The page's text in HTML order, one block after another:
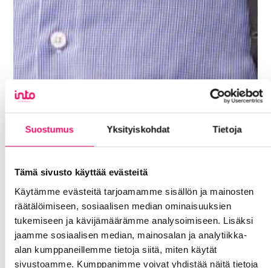
Suostumus Yksityiskohdat Tietoja
Tämä sivusto käyttää evästeitä
Käytämme evästeitä tarjoamamme sisällön ja mainosten
räätälöimiseen, sosiaalisen median ominaisuuksien
tukemiseen ja kävijämäärämme analysoimiseen. Lisäksi
jaamme sosiaalisen median, mainosalan ja analytiikka-
alan kumppaneillemme tietoja siitä, miten käytät
sivustoamme. Kumppanimme voivat yhdistää näitä tietoja
Hunnakko Pekka